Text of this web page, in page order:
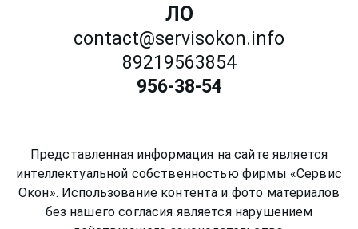
ЛО
contact@servisokon.info
89219563854
956-38-54
Представленная информация на сайте является
интеллектуальной собственностью фирмы «Сервис
Окон». Использование контента и фото материалов
без нашего согласия является нарушением